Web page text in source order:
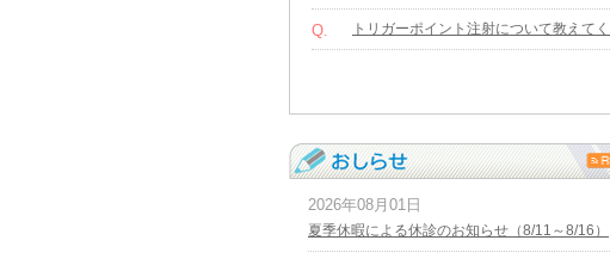
Q. トリガーポイント注射について教えてく
2026年08月01日
夏季休暇による休診のお知らせ（8/11～8/16）